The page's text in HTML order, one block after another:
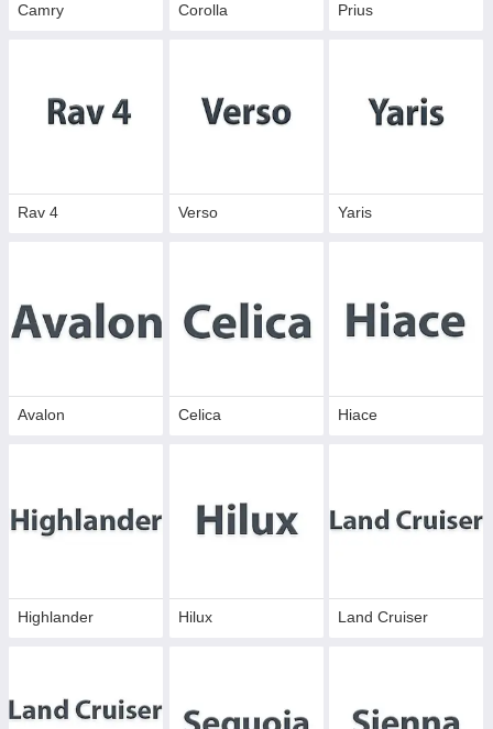
Camry Corolla Prius
Rav 4 Verso Yaris
Avalon Celica Hiace
Highlander Hilux Land Cruiser